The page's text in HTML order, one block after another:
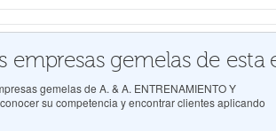
empresas gemelas de esta
gemelas de A. & A. ENTRENAMIENTO Y
su competencia y encontrar clientes aplicando